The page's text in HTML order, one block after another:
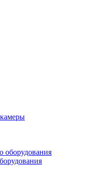
оборудования